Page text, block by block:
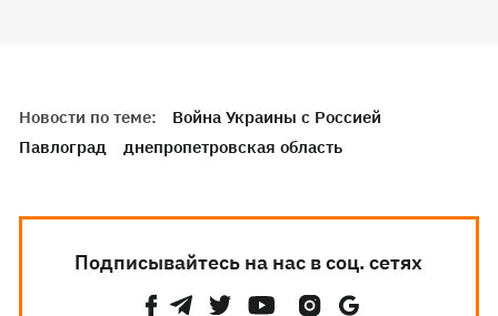
Новости по теме:
Война Украины с Россией
Павлоград
днепропетровская область
Подписывайтесь на нас в соц. сетях